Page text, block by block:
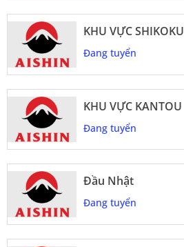
KHU VỰC SHIKOKU
Đang tuyển
KHU VỰC KANTOU
Đang tuyển
Đầu Nhật
Đang tuyển